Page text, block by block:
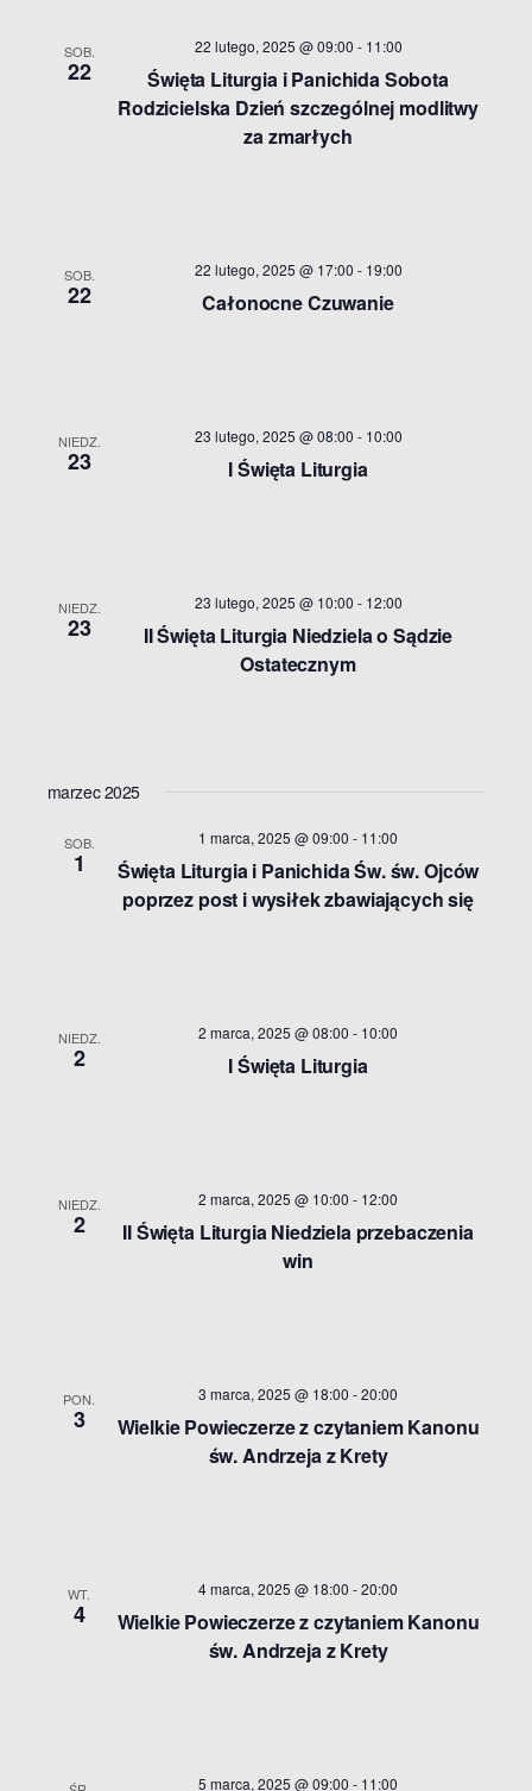
SOB.
22
22 lutego, 2025 @ 09:00 - 11:00
Święta Liturgia i Panichida Sobota
Rodzicielska Dzień szczególnej modlitwy
za zmarłych
SOB.
22
22 lutego, 2025 @ 17:00 - 19:00
Całonocne Czuwanie
NIEDZ.
23
23 lutego, 2025 @ 08:00 - 10:00
I Święta Liturgia
NIEDZ.
23
23 lutego, 2025 @ 10:00 - 12:00
II Święta Liturgia Niedziela o Sądzie
Ostatecznym
marzec 2025
SOB.
1
1 marca, 2025 @ 09:00 - 11:00
Święta Liturgia i Panichida Św. św. Ojców
poprzez post i wysiłek zbawiających się
NIEDZ.
2
2 marca, 2025 @ 08:00 - 10:00
I Święta Liturgia
NIEDZ.
2
2 marca, 2025 @ 10:00 - 12:00
II Święta Liturgia Niedziela przebaczenia
win
PON.
3
3 marca, 2025 @ 18:00 -20:00
Wielkie Powieczerze z czytaniem Kanonu
św. Andrzeja z Krety
WT.
4
4 marca, 2025 @ 18:00 -20:00
Wielkie Powieczerze z czytaniem Kanonu
św. Andrzeja z Krety
5 marca, 2025 @ 09:00 - 11:00